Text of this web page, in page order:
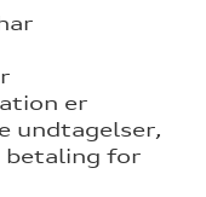
er
undtagelser,
betaling for